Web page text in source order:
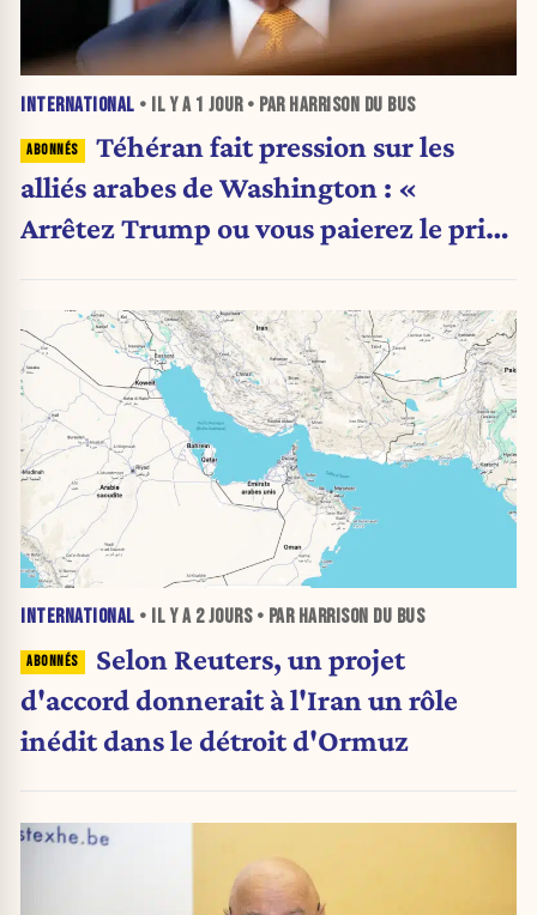
INTERNATIONAL • IL Y A 1 JOUR• PAR HARRISON DU BUS
Téhéran fait pression sur les
alliés arabes de Washington : «
Arrêtez Trump ou vous paierez le prix
INTERNATIONAL • IL Y A 2 JOURS• PAR HARRISON DU BUS
Selon Reuters, un projet
d'accord donnerait à l'Iran un rôle
inédit dans le détroit d'Ormuz